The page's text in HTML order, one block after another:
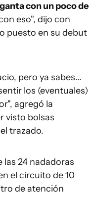
con un poco de
eso", dijo con
puesto en su debut
pero ya sabes...
los (eventuales)
agregó la
visto bolsas
trazado.
las 24 nadadoras
el circuito de 10
de atención